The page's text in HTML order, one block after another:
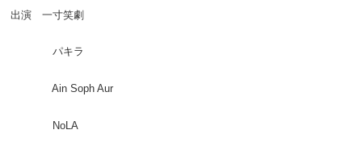
出演 一寸笑劇
パキラ
Ain Soph Aur
NoLA